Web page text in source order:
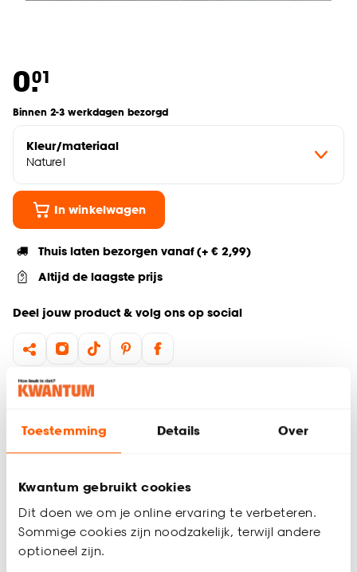
Toestemming Details Over
Kwantum gebruikt cookies
Dit doen we om je online ervaring te verbeteren.
Sommige cookies zijn noodzakelijk, terwijl andere
optioneel zijn.
0.01
Binnen 2-3 werkdagen bezorgd
Kleur/materiaal
Naturel
In winkelwagen
Thuis laten bezorgen vanaf (+ € 2,99)
Altijd de laagste prijs
Deel jouw product & volg ons op social
Productomschrijving
jouw interieur past? Bestel vrijblijvend één of meerdere
kleurstalen en bekijk of vergelijk eenvoudig welke
juiste keuze. De kleurstalen worden binnen 2 à 3 werkdagen
thuisbezorgd en passen door de brievenbus. Afmeting staal
Plisségordijn: 11 cm.
Productspecificaties